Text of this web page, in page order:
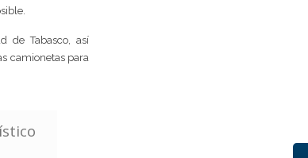
de Tabasco, así
camionetas para